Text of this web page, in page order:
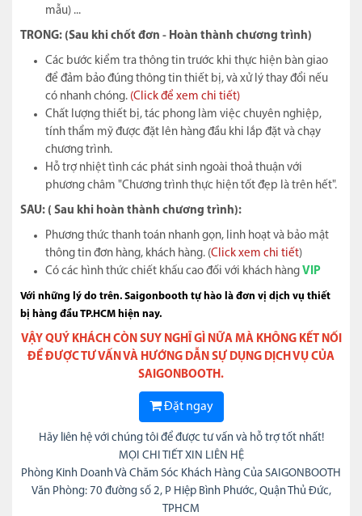
mẫu) ...
TRONG: (Sau khi chốt đơn - Hoàn thành chương trình)
Các bước kiểm tra thông tin trước khi thực hiện bàn giao
để đảm bảo đúng thông tin thiết bị, và xử lý thay đổi nếu
có nhanh chóng. (Click để xem chi tiết)
Chất lượng thiết bị, tác phong làm việc chuyên nghiệp,
tính thẩm mỹ được đặt lên hàng đầu khi lắp đặt và chạy
chương trình.
Hỗ trợ nhiệt tình các phát sinh ngoài thoả thuận với
phương châm "Chương trình thực hiện tốt đẹp là trên hết".
SAU: ( Sau khi hoàn thành chương trình):
Phương thức thanh toán nhanh gọn, linh hoạt và bảo mật
thông tin đơn hàng, khách hàng. (Click xem chi tiết)
Có các hình thức chiết khấu cao đối với khách hàng VIP
Với những lý do trên. Saigonbooth tự hào là đơn vị dịch vụ thiết
bị hàng đầu TP.HCM hiện nay.
VẬY QUÝ KHÁCH CÒN SUY NGHĨ GÌ NỮA MÀ KHÔNG KẾT NỐI
ĐỂ ĐƯỢC TƯ VẤN VÀ HƯỚNG DẪN SỰ DỤNG DỊCH VỤ CỦA
SAIGONBOOTH.
Đặt ngay
Hãy liên hệ với chúng tôi để được tư vấn và hỗ trợ tốt nhất!
MỌI CHI TIẾT XIN LIÊN HỆ
Phòng Kinh Doanh Và Chăm Sóc Khách Hàng Của SAIGONBOOTH
Văn Phòng: 70 đường số 2, P Hiệp Bình Phước, Quận Thủ Đức,
TPHCM